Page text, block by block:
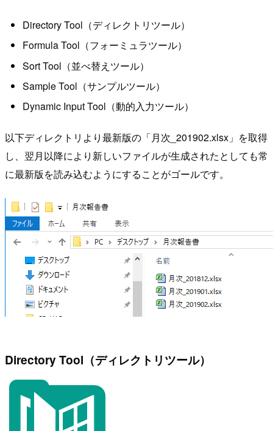
Directory Tool（ディレクトリツール）
Formula Tool（フォーミュラツール）
Sort Tool（並べ替えツール）
Sample Tool（サンプルツール）
Dynamic Input Tool（動的入力ツール）
以下ディレクトリより最新版の「月次_201902.xlsx」を取得
し、翌月以降により新しいファイルが生成されたとしても常
に最新版を読み込むようにすることがゴールです。
Directory Tool（ディレクトリツール）